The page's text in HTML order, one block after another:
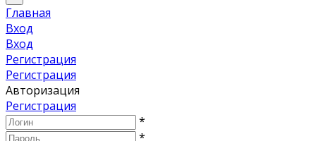
Главная
Вход
Вход
Регистрация
Регистрация
Авторизация
Регистрация
*
*